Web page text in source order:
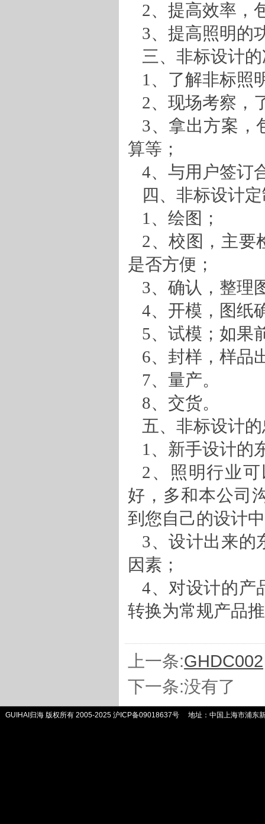
2、 提高效率，
3、 提高照明的
三、非标设计
1、 了解非标照
2、 现场考察，
3、 拿出方案，
算等；
4、 与用户签订
四、 非标设计
1、 绘图；
2、校图，主要
是否方便；
3、 确认，整理
4、 开模，图纸
5、 试模；如果
6、 封样，样品
7、 量产。
8、 交货。
五、 非标设计
1 、新手设计的
2 、照明行业
好，多和本公司
到您自己的设计
3、设计出来的
因素；
4、对设计的产
转换为常规产品
上一条:GHDC002
下一条:没有了
GUIHAI归海 版权所有 2005-2025 沪ICP备09018637号 地址：中国上海市浦东